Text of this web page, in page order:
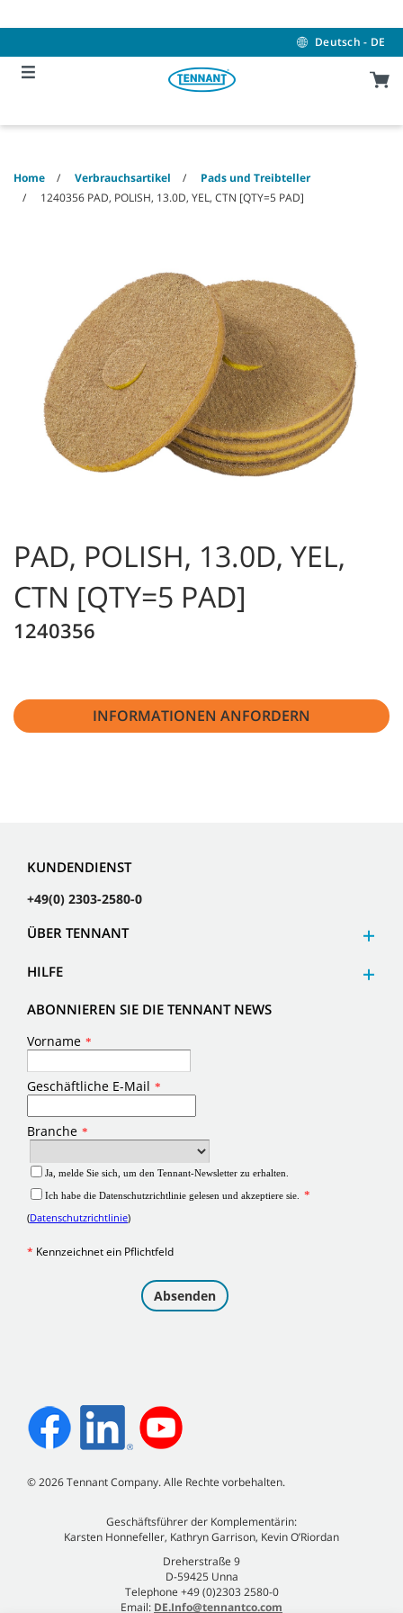
to
to
menu
Deutsch - DE
Home Verbrauchsartikel
Pads und Treibteller
1240356 PAD, POLISH, 13.0D, YEL, CTN [QTY=5 PAD]
PAD, POLISH, 13.0D, YEL,
CTN [QTY=5 PAD]
1240356
INFORMATIONEN ANFORDERN
KUNDENDIENST
+49(0) 2303-2580-0
ÜBER TENNANT
HILFE
ABONNIEREN SIE DIE TENNANT NEWS
©2026Tennant Company. Alle Rechte vorbehalten.
Geschäftsführer der Komplementärin:
Karsten Honnefeller, Kathryn Garrison, Kevin O’Riordan
Dreherstraße 9
D-59425 Unna
Telephone +49 (0)2303 2580-0
Email: DE.Info@tennantco.com